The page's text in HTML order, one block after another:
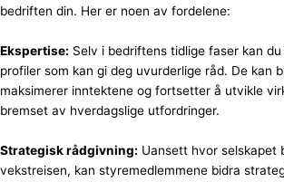
bedriften din. Her er noen av fordelene:
Ekspertise: Selv i bedriftens tidlige faser kan
profiler som kan gi deg uvurderlige råd. De kan
maksimerer inntektene og fortsetter å utvikle
bremset av hverdagslige utfordringer.
Strategisk rådgivning: Uansett hvor selskapet
vekstreisen, kan styremedlemmene bidra